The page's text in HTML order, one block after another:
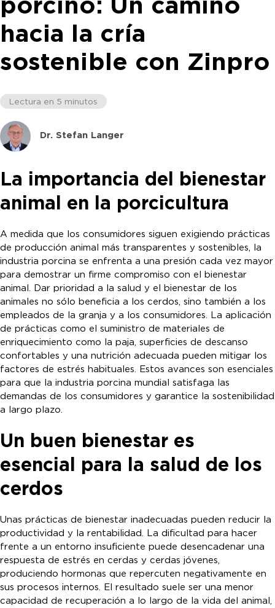
hacia la cría
sostenible con Zinpro
Lectura en 5 minutos
Dr. Stefan Langer
La importancia del bienestar
animal en la porcicultura
A medida que los consumidores siguen exigiendo prácticas
de producción animal más transparentes y sostenibles, la
industria porcina se enfrenta a una presión cada vez mayor
para demostrar un firme compromiso con el bienestar
animal. Dar prioridad a la salud y el bienestar de los
animales no sólo beneficia a los cerdos, sino también a los
empleados de la granja y a los consumidores. La aplicación
de prácticas como el suministro de materiales de
enriquecimiento como la paja, superficies de descanso
confortables y una nutrición adecuada pueden mitigar los
factores de estrés habituales. Estos avances son esenciales
para que la industria porcina mundial satisfaga las
demandas de los consumidores y garantice la sostenibilidad
a largo plazo.
Un buen bienestar es
esencial para la salud de los
cerdos
Unas prácticas de bienestar inadecuadas pueden reducir la
productividad y la rentabilidad. La dificultad para hacer
frente a un entorno insuficiente puede desencadenar una
respuesta de estrés en cerdas y cerdas jóvenes,
produciendo hormonas que repercuten negativamente en
sus procesos internos. El resultado suele ser una menor
capacidad de recuperación a lo largo de la vida del animal,